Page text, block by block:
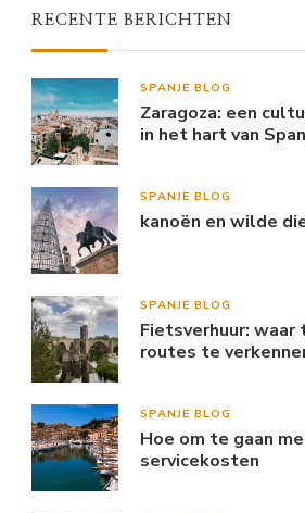
RECENTE BERICHTEN
SPANJE BLOG
Zaragoza: een
in het hart van
SPANJE BLOG
kanoën en wilde
SPANJE BLOG
Fietsverhuur: waar
routes te
SPANJE BLOG
Hoe om te gaan
servicekosten